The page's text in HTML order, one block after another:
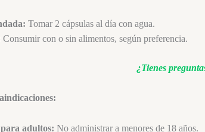
Tomar 2 cápsulas al día con agua.
Consumir con o sin alimentos, según preferencia.
¿Tienes
adultos: No administrar a menores de 18 años.